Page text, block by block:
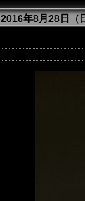
2016年8月28日（